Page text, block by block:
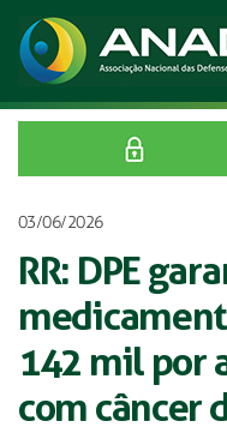
03/06/2026
RR: DPE
142 mil por
com câncer